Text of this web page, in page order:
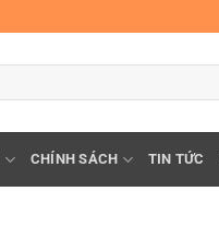
CHÍNH SÁCH TIN TỨC